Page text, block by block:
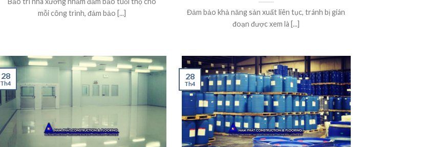
mỗi công trình, đảm bảo [...]
Đảm bảo khả năng sản xuất liên tục, tránh bị gián
đoạn được xem là [...]
28
Th4
28
Th4